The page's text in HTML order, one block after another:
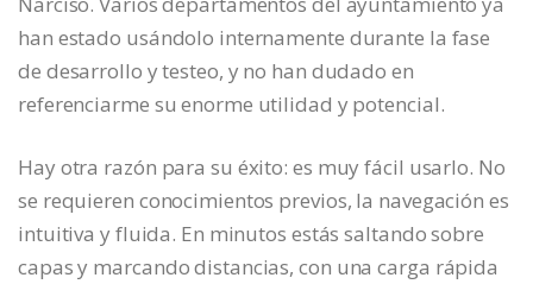
han estado usándolo internamente durante la fase
de desarrollo y testeo, y no han dudado en
referenciarme su enorme utilidad y potencial.
Hay otra razón para su éxito: es muy fácil usarlo. No
se requieren conocimientos previos, la navegación es
intuitiva y fluida. En minutos estás saltando sobre
capas y marcando distancias, con una carga rápida